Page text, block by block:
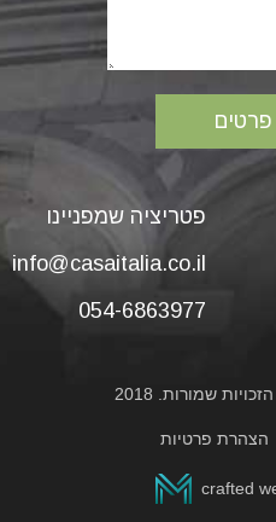
פטריציה שמפניינו
info@casaitalia.co.il
054-6863977
הצהרת פרטיות
שמורות. 2018
crafted